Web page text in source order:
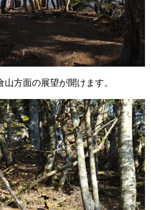
方面の展望が開けます。